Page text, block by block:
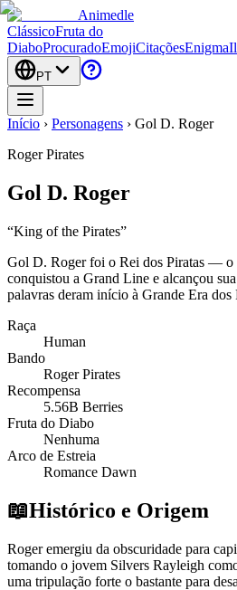
Animedle
ClássicoFruta do
DiaboProcuradoEmojiCitaçõesEnigma
PT
Início › Personagens › Gol D. Roger
Roger Pirates
Gol D. Roger
“King of the Pirates”
Gol D. Roger foi o Rei dos Piratas — o
conquistou a Grand Line e alcançou
palavras deram início à Grande Era dos
Raça
Human
Bando
Roger Pirates
Recompensa
5.56B Berries
Fruta do Diabo
Nenhuma
Arco de Estreia
Romance Dawn
📖Histórico e Origem
Roger emergiu da obscuridade para
tomando o jovem Silvers Rayleigh
uma tripulação forte o bastante para